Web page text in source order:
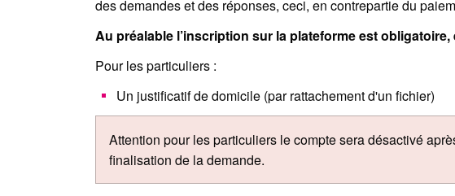
des demandes et des réponses, ceci, en contrepartie du
Au préalable l’inscription sur la plateforme est
Pour les particuliers :
Un justificatif de domicile (par rattachement d'un fichier)
Attention pour les particuliers le compte sera désactivé
finalisation de la demande.